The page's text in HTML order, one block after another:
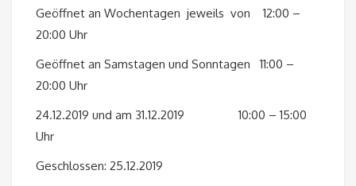
Geöffnet an Wochentagen jeweils von 12:00 –
20:00 Uhr
Geöffnet an Samstagen und Sonntagen 11:00 –
20:00 Uhr
24.12.2019 und am 31.12.2019 10:00 – 15:00
Uhr
Geschlossen: 25.12.2019